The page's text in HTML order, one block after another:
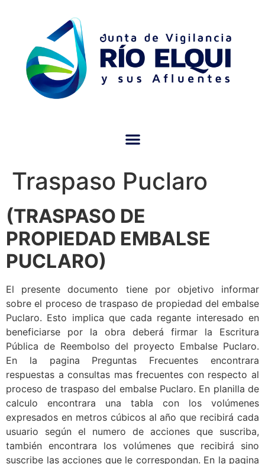
Traspaso Puclaro
(TRASPASO DE
PROPIEDAD EMBALSE
PUCLARO)
El presente documento tiene por objetivo informar
sobre el proceso de traspaso de propiedad del embalse
Puclaro. Esto implica que cada regante interesado en
beneficiarse por la obra deberá firmar la Escritura
Pública de Reembolso del proyecto Embalse Puclaro.
En la pagina Preguntas Frecuentes encontrara
respuestas a consultas mas frecuentes con respecto al
proceso de traspaso del embalse Puclaro. En planilla de
calculo encontrara una tabla con los volúmenes
expresados en metros cúbicos al año que recibirá cada
usuario según el numero de acciones que suscriba,
también encontrara los volúmenes que recibirá sino
suscribe las acciones que le correspondan. En la pagina